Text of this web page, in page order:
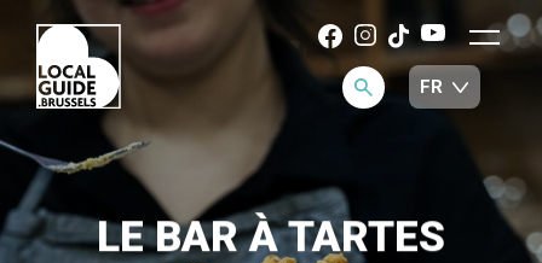
LE BAR À TARTES